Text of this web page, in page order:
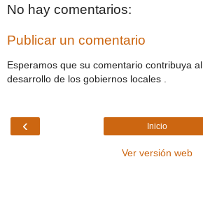
No hay comentarios:
Publicar un comentario
Esperamos que su comentario contribuya al
desarrollo de los gobiernos locales .
‹ Inicio
Ver versión web